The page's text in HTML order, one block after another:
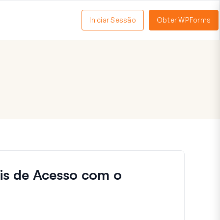
Iniciar Sessão Obter WPForms
de Acesso com o